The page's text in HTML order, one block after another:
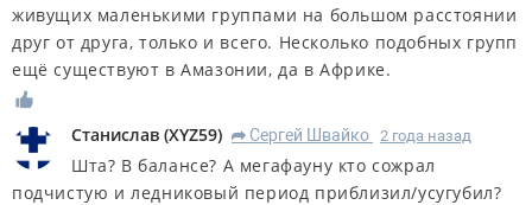
живущих маленькими группами на большом расстоянии
друг от друга, только и всего. Несколько подобных групп
ещё существуют в Амазонии, да в Африке.
Станислав (XYZ59) R Сергей Швайко 2 года назад
Шта? В балансе? А мегафауну кто сожрал
подчистую и ледниковый период приблизил/усугубил?